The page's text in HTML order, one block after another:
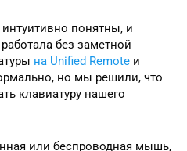
понятны, и
без заметной
на Unified Remote и
но мы решили, что
клавиатуру нашего
или беспроводная мышь,